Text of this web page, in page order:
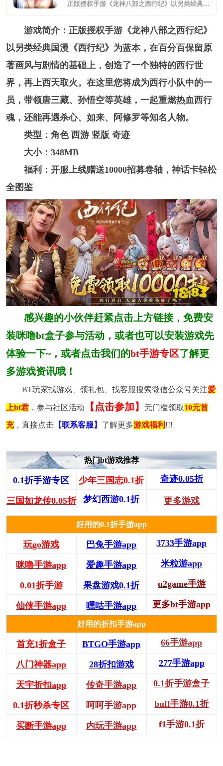
正版授权手游《龙神八部之西行纪》以另类经典国漫《西行纪》为蓝本，在百分百保留原著画风与剧情的基础上，创造了一个独特的西行世界，再上西天取火。在这里您将成为西行小队中的一员，带领唐三藏、孙悟空等英雄，一起重燃热血西行魂，还能再遇杀心、如来、阿修罗等知名人物。
游戏简介：正版授权手游《龙神八部之西行纪》
以另类经典国漫《西行纪》为蓝本，在百分百保留原
著画风与剧情的基础上，创造了一个独特的西行世
界，再上西天取火。在这里您将成为西行小队中的一
员，带领唐三藏、孙悟空等英雄，一起重燃热血西行
魂，还能再遇杀心、如来、阿修罗等知名人物。
类型：角色 西游 竖版 奇迹
大小：348MB
福利：开服上线赠送10000招募卷轴，神话卡轻松
全图鉴
感兴趣的小伙伴赶紧点击上方链接，免费安
装咪噜bt盒子参与活动，或者也可以安装游戏先
体验一下~，或者点击我们的bt手游专区了解更
多游戏资讯哦！
BT玩家找游戏、领礼包、找客服搜索微信公众号关注爱
上bt君，参与社区活动 【点击参加】 无门槛领取10元首
充，直接点击【联系客服】 了解更多游戏福利 !!!
热门bt游戏推荐
0.1折手游专区 少年三国志0.1折 奇迹0.05折
三国如龙传0.05折 梦幻西游0.1折 更多游戏
好用的0.1折手游app
玩go游戏 巴兔手游app 3733手游app
咪噜手游app 爱趣手游app 米粒游app
0.01折手游 果盘游戏0.1折 u2game手游
仙侠手游app 嘿咕手游app 更多bt手游app
好用的折扣手游app
首充1折盒子 BTGO手游app 66手游app
八门神器app 28折扣游戏 277手游app
天宇折扣app 传奇手游app 0.1折手游盒子
0.1折秒杀专区 呵呵手游app buff手游0.1折
买断手游app 内玩手游app f1手游0.1折